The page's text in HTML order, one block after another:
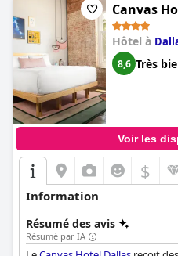
Canvas
Hôtel à
8,6 Très
Voir les
$
Information
Résumé des avis
Résumé par IA